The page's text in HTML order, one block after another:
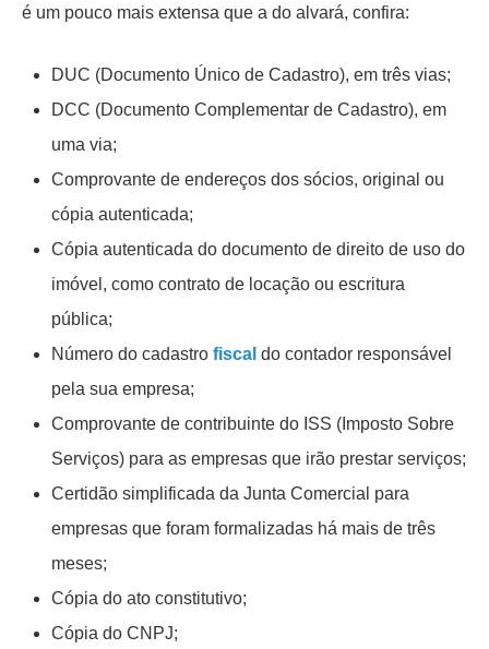
é um pouco mais extensa que a do alvará, confira:
DUC (Documento Único de Cadastro), em três vias;
DCC (Documento Complementar de Cadastro), em
uma via;
Comprovante de endereços dos sócios, original ou
cópia autenticada;
Cópia autenticada do documento de direito de uso do
imóvel, como contrato de locação ou escritura
pública;
Número do cadastrofiscaldo contador responsável
pela sua empresa;
Comprovante de contribuinte do ISS (Imposto Sobre
Serviços) para as empresas que irão prestar serviços;
Certidão simplificada da Junta Comercial para
empresas que foram formalizadas há mais de três
meses;
Cópia do ato constitutivo;
Cópia do CNPJ;